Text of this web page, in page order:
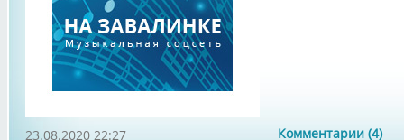
Комментарии (4)
23.08.2020 22:27